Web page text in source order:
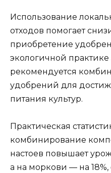
Использование
отходов помогает
приобретение
экологичной
рекомендуется
удобрений для
питания культур.
Практическая
комбинирование
настоев повышает
а на моркови — на